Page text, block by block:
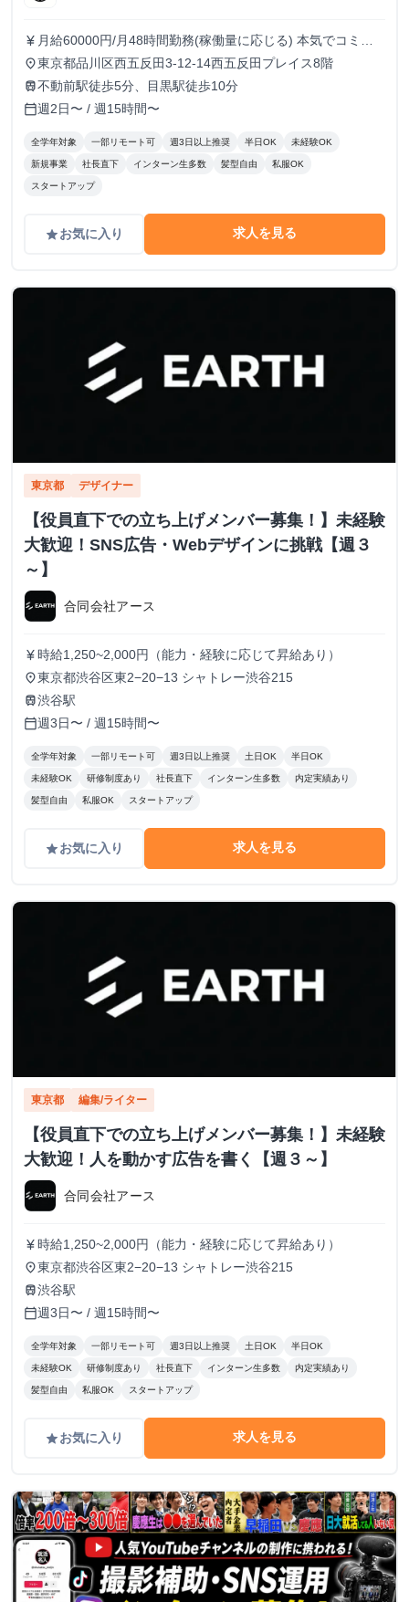
currency_yen 月給60000円/月48時間勤務(稼働量に応じる) 本気でコミッ
トすれば、学生でも圧倒的な実績と報酬を得られる環境で
す！
place東京都品川区西五反田3-12-14西五反田プレイス8階
train不動前駅徒歩5分、目黒駅徒歩10分
calendar_today週2日〜 / 週15時間〜
全学年対象 一部リモート可 週3日以上推奨 半日OK 未経験OK
新規事業 社長直下 インターン生多数 髪型自由 私服OK
スタートアップ
gradeお気に入り 求人を見る
東京都 デザイナー
【役員直下での立ち上げメンバー募集！】未経験
大歓迎！SNS広告・Webデザインに挑戦【週３
～】
合同会社アース
currency_yen 時給1,250~2,000円（能力・経験に応じて昇給あり）
place東京都渋谷区東2−20−13 シャトレー渋谷215
train渋谷駅
calendar_today週3日〜 / 週15時間〜
全学年対象 一部リモート可 週3日以上推奨 土日OK 半日OK
未経験OK 研修制度あり 社長直下 インターン生多数 内定実績あり
髪型自由 私服OK スタートアップ
gradeお気に入り 求人を見る
東京都 編集/ライター
【役員直下での立ち上げメンバー募集！】未経験
大歓迎！人を動かす広告を書く【週３～】
合同会社アース
currency_yen 時給1,250~2,000円（能力・経験に応じて昇給あり）
place東京都渋谷区東2−20−13 シャトレー渋谷215
train渋谷駅
calendar_today週3日〜 / 週15時間〜
全学年対象 一部リモート可 週3日以上推奨 土日OK 半日OK
未経験OK 研修制度あり 社長直下 インターン生多数 内定実績あり
髪型自由 私服OK スタートアップ
gradeお気に入り 求人を見る